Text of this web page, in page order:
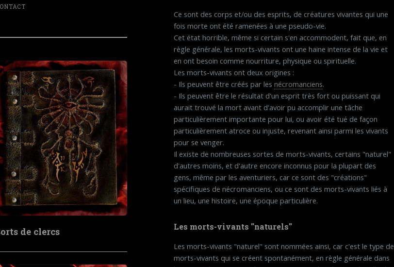
Ce sont des corps et/ou des esprits, de créatures vivantes qui une
fois morte ont été ramenées à une pseudo-vie.
Cet état horrible, même si certain s'en accommodent, fait que, en
règle générale, les morts-vivants ont une haine intense de la vie et
en ont besoin comme nourriture, physique ou spirituelle.
Les morts-vivants ont deux origines :
- Ils peuvent être créés par les nécromanciens.
- Ils peuvent être le résultat d'un esprit très fort ou puissant qui
aurait trouvé la mort avant d'avoir pu accomplir une tâche
particulièrement importante pour lui, ou avoir été tué de façon
particulièrement atroce ou injuste, revenant ainsi parmi les vivants
pour se venger.
Il existe de nombreuses sortes de morts-vivants, certains "naturel"
d'autres moins, et d'autre encore inconnus pour la plupart des
gens, même par les aventuriers, car ce sont des "créations"
spécifiques de nécromanciens, ou ce sont des morts-vivants liés à
un lieu, une histoire, une époque particulière.
Les morts-vivants "naturels"
Les morts-vivants "naturel" sont nommées ainsi, car c'est le type de
morts-vivants qui se créent spontanément, en règle générale dans
de clercs